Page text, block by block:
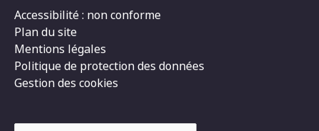
Accessibilité : non conforme
Plan du site
Mentions légales
Politique de protection des données
Gestion des cookies